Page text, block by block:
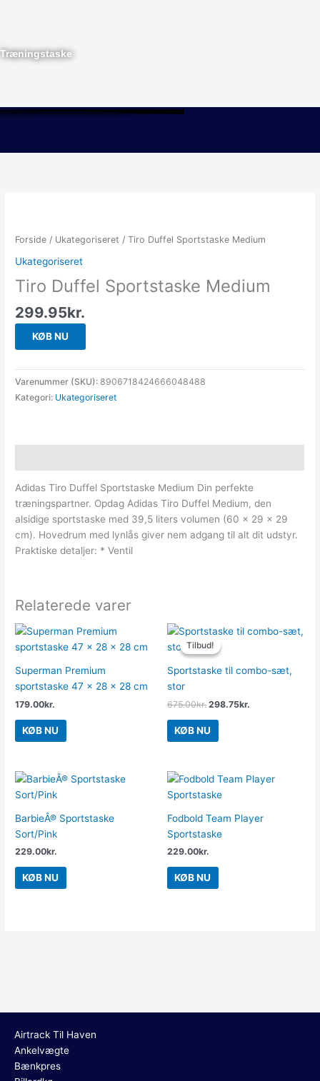
Træningstaske
Forside / Ukategoriseret / Tiro Duffel Sportstaske Medium
Ukategoriseret
Tiro Duffel Sportstaske Medium
299.95kr.
KØB NU
Varenummer (SKU):8906718424666048488
Kategori: Ukategoriseret
Adidas Tiro Duffel Sportstaske Medium Din perfekte
træningspartner. Opdag Adidas Tiro Duffel Medium, den
alsidige sportstaske med 39,5 liters volumen (60 x 29 x 29
cm). Hovedrum med lynlås giver nem adgang til alt dit udstyr.
Praktiske detaljer: * Ventil
Relaterede varer
Superman Premium
sportstaske 47 x 28 x 28 cm
179.00kr.
KØB NU
Tilbud!
Tilbud!
Sportstaske til combo-sæt,
stor
675.00kr.
Den
oprindelige
pris
675.00kr..
298.75kr.
Den
298.75kr..
KØB NU
BarbieÂ® Sportstaske
Sort/Pink
229.00kr.
KØB NU
Fodbold Team Player
Sportstaske
229.00kr.
KØB NU
Airtrack Til Haven
Ankelvægte
Bænkpres